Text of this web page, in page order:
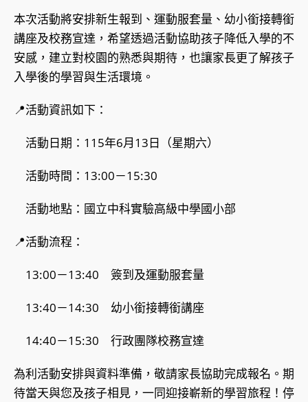
本次活動將安排新生報到、運動服套量、幼小銜接轉銜
講座及校務宣達，希望透過活動協助孩子降低入學的不
安感，建立對校園的熟悉與期待，也讓家長更了解孩子
入學後的學習與生活環境。
📍活動資訊如下：
活動日期：115年6月13日（星期六）
活動時間：13:00－15:30
活動地點：國立中科實驗高級中學國小部
📍活動流程：
13:00－13:40 簽到及運動服套量
13:40－14:30 幼小銜接轉銜講座
14:40－15:30 行政團隊校務宣達
為利活動安排與資料準備，敬請家長協助完成報名。期
待當天與您及孩子相見，一同迎接嶄新的學習旅程！停